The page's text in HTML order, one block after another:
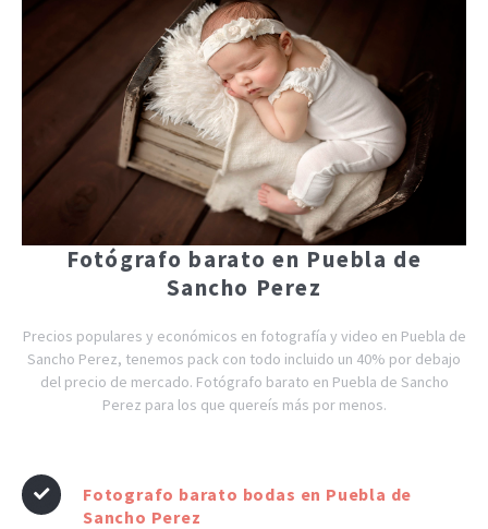
Fotógrafo barato en Puebla de
Sancho Perez
Precios populares y económicos en fotografía y video en Puebla de
Sancho Perez, tenemos pack con todo incluido un 40% por debajo
del precio de mercado. Fotógrafo barato en Puebla de Sancho
Perez para los que quereís más por menos.
Fotografo barato bodas en Puebla de
Sancho Perez